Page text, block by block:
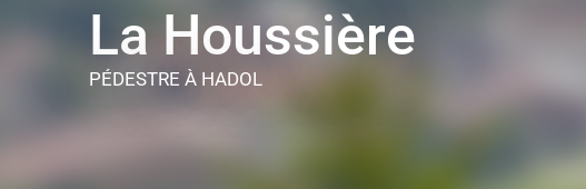
La Houssière
PÉDESTRE À HADOL